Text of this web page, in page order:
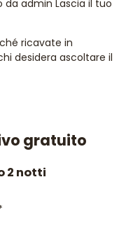
daadmin Lascia il tuo
ricavate in
desidera ascoltare il
gratuito
2 notti